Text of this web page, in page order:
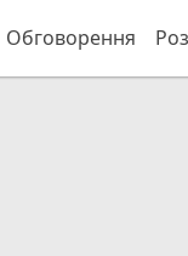
Обговорення